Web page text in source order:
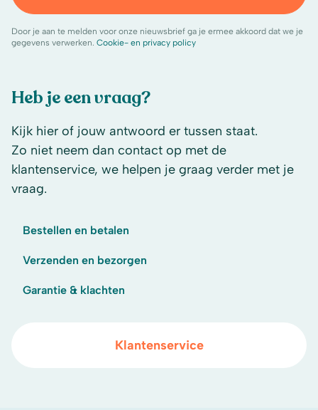
Heb je een vraag?
Kijk hier of jouw antwoord er tussen staat.
Zo niet neem dan contact op met de
klantenservice, we helpen je graag verder met je
vraag.
Bestellen en betalen
Verzenden en bezorgen
Garantie & klachten
Klantenservice
Door je aan te melden voor onze nieuwsbrief ga je ermee akkoord dat we je
gegevens verwerken. Cookie- en privacy policy